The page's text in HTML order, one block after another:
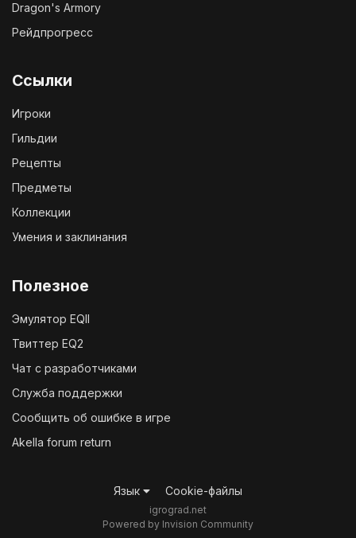
Dragon's Armory
Рейдпрогресс
Ссылки
Игроки
Гильдии
Рецепты
Предметы
Коллекции
Умения и заклинания
Полезное
Эмулятор EQII
Твиттер EQ2
Чат с разработчиками
Служба поддержки
Сообщить об ошибке в игре
Akella forum return
Язык Cookie-файлы
igrograd.net
Powered by Invision Community